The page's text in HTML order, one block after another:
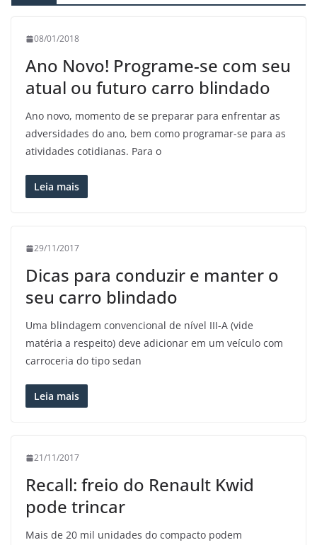
08/01/2018
Ano Novo! Programe-se com seu
atual ou futuro carro blindado
Ano novo, momento de se preparar para enfrentar as
adversidades do ano, bem como programar-se para as
atividades cotidianas. Para o
Leia mais
29/11/2017
Dicas para conduzir e manter o
seu carro blindado
Uma blindagem convencional de nível III-A (vide
matéria a respeito) deve adicionar em um veículo com
carroceria do tipo sedan
Leia mais
21/11/2017
Recall: freio do Renault Kwid
pode trincar
Mais de 20 mil unidades do compacto podem